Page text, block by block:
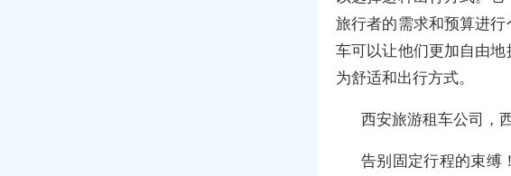
旅行者的需求和预算进
车可以让他们更加自由
为舒适和出行方式。
西安旅游租车公司，
告别固定行程的束缚